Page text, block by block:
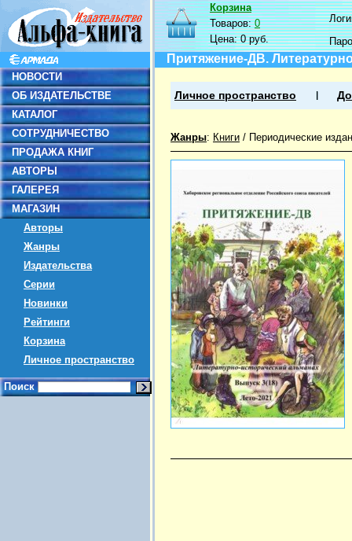
НОВОСТИ
ОБ ИЗДАТЕЛЬСТВЕ
КАТАЛОГ
СОТРУДНИЧЕСТВО
ПРОДАЖА КНИГ
АВТОРЫ
ГАЛЕРЕЯ
МАГАЗИН
Авторы
Жанры
Издательства
Серии
Новинки
Рейтинги
Корзина
Личное пространство
Поиск
Корзина
Товаров:0
Цена:0 руб.
Притяжение-ДВ.
Личное пространство
Жанры: Книги / Периодические